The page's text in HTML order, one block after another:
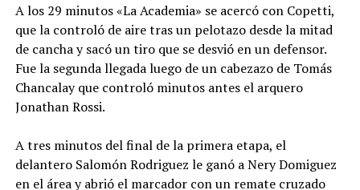
A los 29 minutos «La Academia» se acercó con Copetti,
que la controló de aire tras un pelotazo desde la mitad
de cancha y sacó un tiro que se desvió en un defensor.
Fue la segunda llegada luego de un cabezazo de Tomás
Chancalay que controló minutos antes el arquero
Jonathan Rossi.
A tres minutos del final de la primera etapa, el
delantero Salomón Rodriguez le ganó a Nery Domiguez
en el área y abrió el marcador con un remate cruzado